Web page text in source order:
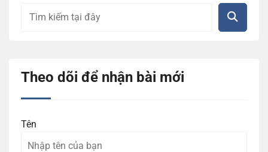
Theo dõi để nhận bài mới
Tên